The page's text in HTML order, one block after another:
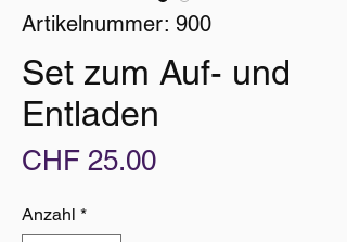
Artikelnummer: 900
Set zum Auf- und
Entladen
CHF 25.00Preis
Anzahl *